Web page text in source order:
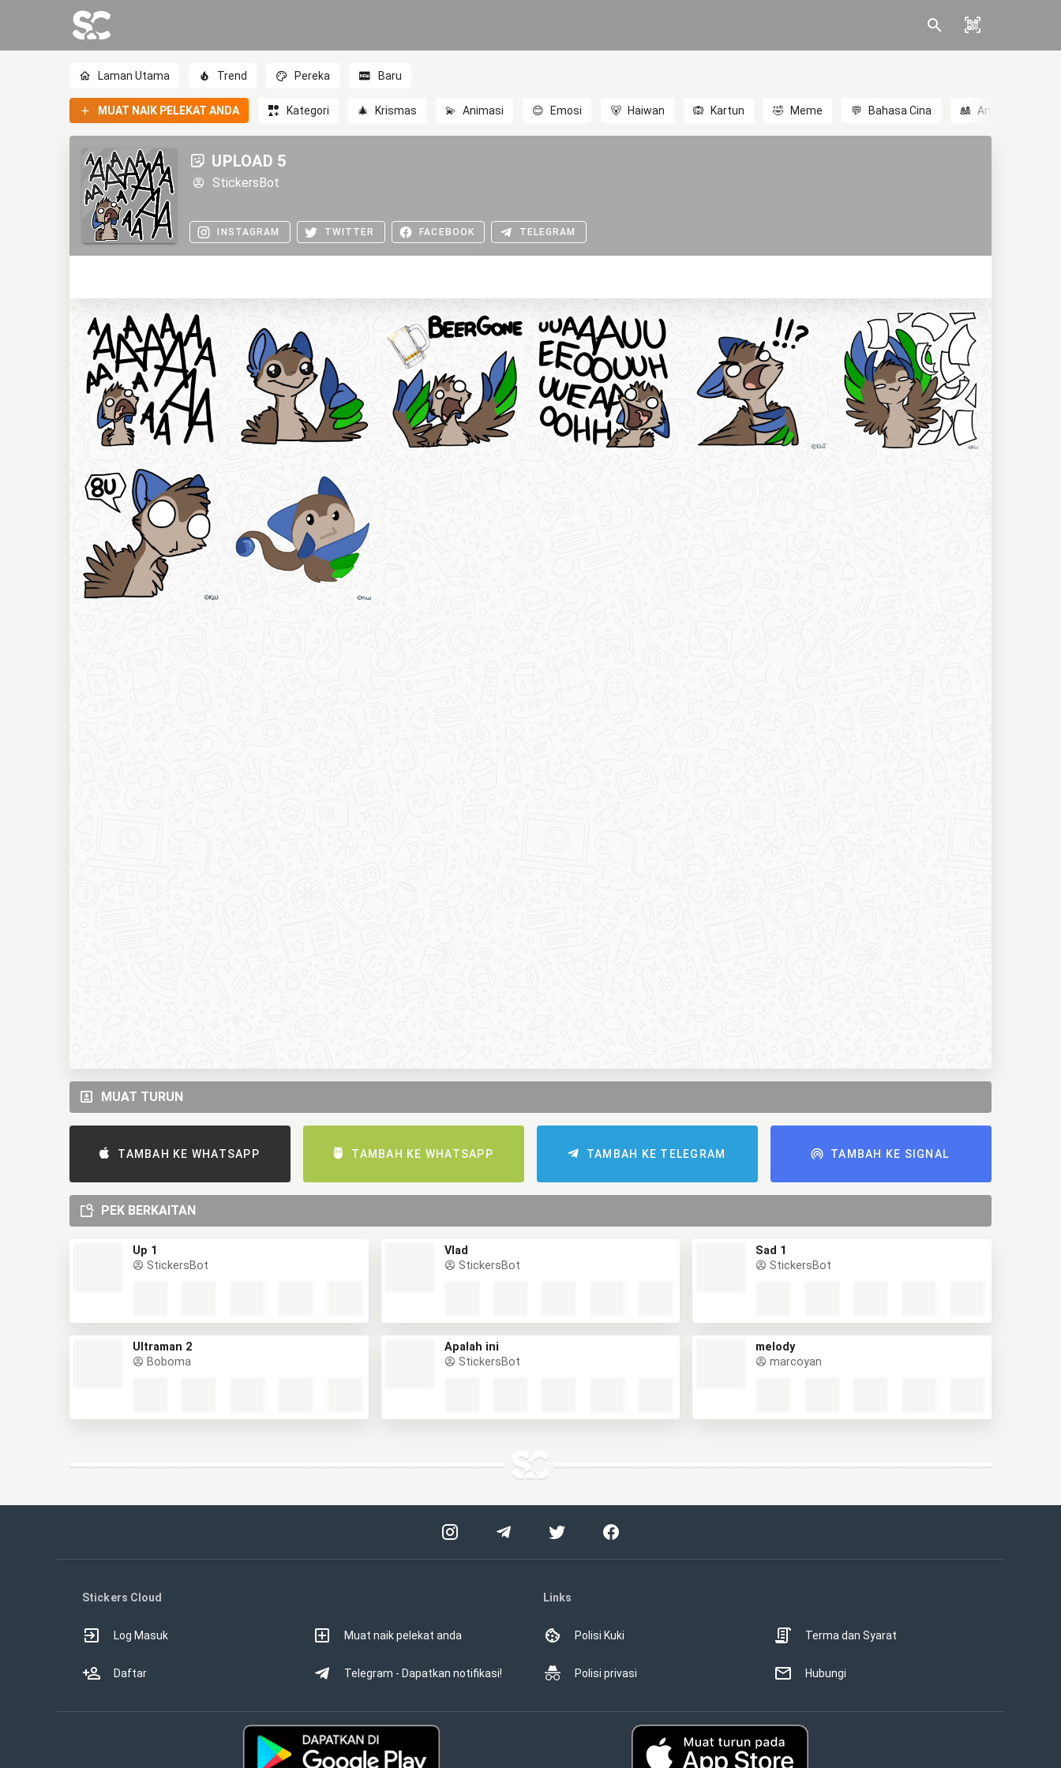
Laman Utama Trend Pereka Baru
MUAT NAIK PELEKAT ANDA Kategori 🎄 Krismas 💫 Animasi 😊 Emosi 🐻 Haiwan 🙉 Kartun 🤣 Meme 💬 Bahasa Cina 🎎 Anime
UPLOAD 5
StickersBot
INSTAGRAM TWITTER FACEBOOK TELEGRAM
MUAT TURUN
TAMBAH KE WHATSAPP TAMBAH KE WHATSAPP TAMBAH KE TELEGRAM TAMBAH KE SIGNAL
PEK BERKAITAN
Up 1
StickersBot
Vlad
StickersBot
Sad 1
StickersBot
Ultraman 2
Boboma
Apalah ini
StickersBot
melody
marcoyan
Stickers Cloud
Log Masuk
Daftar
Muat naik pelekat anda
Telegram - Dapatkan notifikasi!
Links
Polisi Kuki
Polisi privasi
Terma dan Syarat
Hubungi